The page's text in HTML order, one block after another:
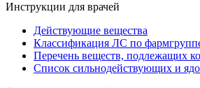
Инструкции для врачей
Действующие вещества
Классификация ЛС по
Перечень веществ, подлежащих
Список сильнодействующих и